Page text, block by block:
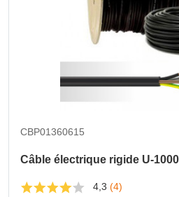
CBP01360615
Câble électrique rigide U-
4,3 (4)